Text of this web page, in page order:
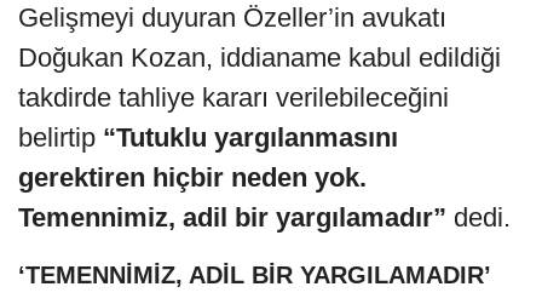
Gelişmeyi duyuran Özeller’in avukatı
Doğukan Kozan, iddianame kabul edildiği
takdirde tahliye kararı verilebileceğini
belirtip “Tutuklu yargılanmasını
gerektiren hiçbir neden yok.
Temennimiz, adil bir yargılamadır” dedi.
‘TEMENNİMİZ, ADİL BİR YARGILAMADIR’